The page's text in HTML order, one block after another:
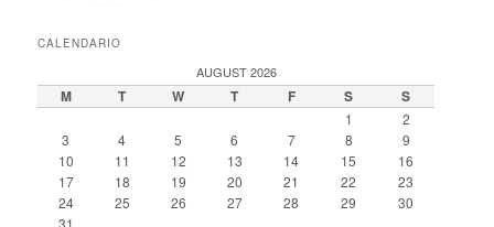
CALENDARIO
AUGUST 2026
M T W T F S S
1
2
3
4 5 6 7 8
9
10
11 12 13 14 15
16
17
18 19 20 21 22
23
24
25 26 27 28 29
30
31